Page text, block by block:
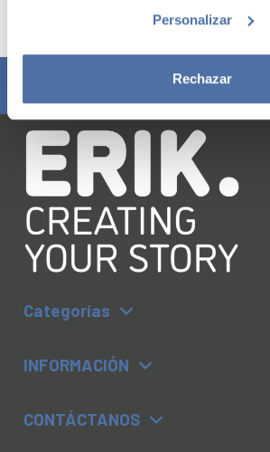
Personalizar
Rechazar
¡Síguenos!
Categorías
INFORMACIÓN
CONTÁCTANOS